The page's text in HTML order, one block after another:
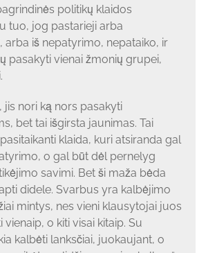
politikų klaidos
tuo, jog pastarieji arba
arba iš nepatyrimo, nepataiko, ir
pasakyti vienai žmonių grupei,
jis nori ką nors pasakyti
bet tai išgirsta jaunimas. Tai
klaida, kuri atsiranda gal
o gal būt dėl pernelyg
savimi. Bet ši maža bėda
didele. Svarbus yra kalbėjimo
mintys, nes vieni klausytojai juos
vienaip, o kiti visai kitaip. Su
kalbėti lanksčiai, juokaujant, o